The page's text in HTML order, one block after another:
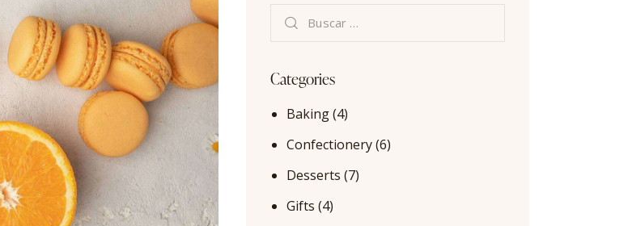
Categories
Baking(4)
Confectionery(6)
Desserts (7)
Gifts (4)